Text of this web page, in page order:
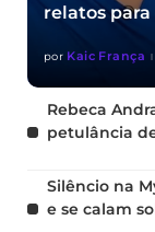
relatos
por Kaic França
Rebeca
petulância
Silêncio na
e se calam